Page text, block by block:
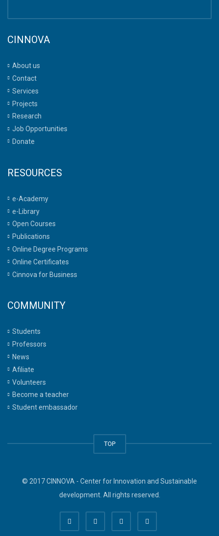
CINNOVA
About us
Contact
Services
Projects
Research
Job Opportunities
Donate
RESOURCES
e-Academy
e-Library
Open Courses
Publications
Online Degree Programs
Online Certificates
Cinnova for Business
COMMUNITY
Students
Professors
News
Afiliate
Volunteers
Become a teacher
Student embassador
TOP
© 2017 CINNOVA - Center for Innovation and Sustainable
development. All rights reserved.